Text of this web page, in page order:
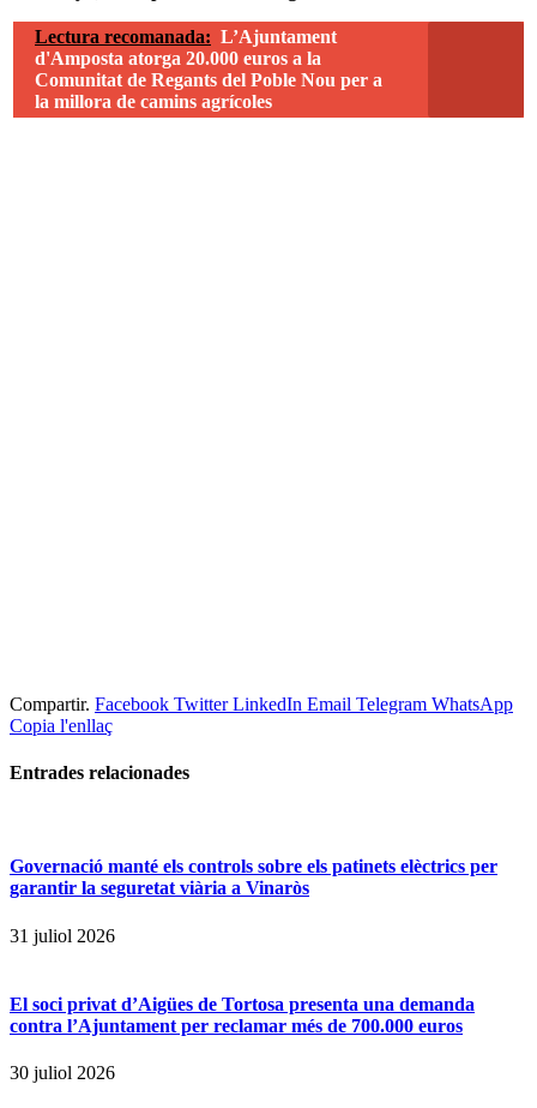
Lectura recomanada: L’Ajuntament
d'Amposta atorga 20.000 euros a la
Comunitat de Regants del Poble Nou per a
la millora de camins agrícoles
Compartir. Facebook Twitter LinkedIn Email Telegram WhatsApp
Copia l'enllaç
Entrades relacionades
Governació manté els controls sobre els patinets elèctrics per
garantir la seguretat viària a Vinaròs
31 juliol 2026
El soci privat d’Aigües de Tortosa presenta una demanda
contra l’Ajuntament per reclamar més de 700.000 euros
30 juliol 2026